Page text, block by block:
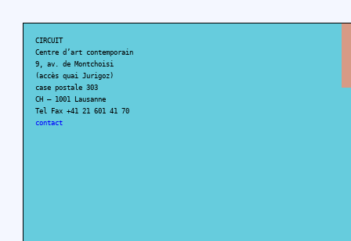
CIRCUIT
Centre d’art contemporain
9, av. de Montchoisi
(accès quai Jurigoz)
case postale 303
CH – 1001 Lausanne
Tel Fax +41 21 601 41 70
contact